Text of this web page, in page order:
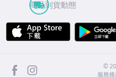
商品到貨動態
APP Store
facebook ©
服務